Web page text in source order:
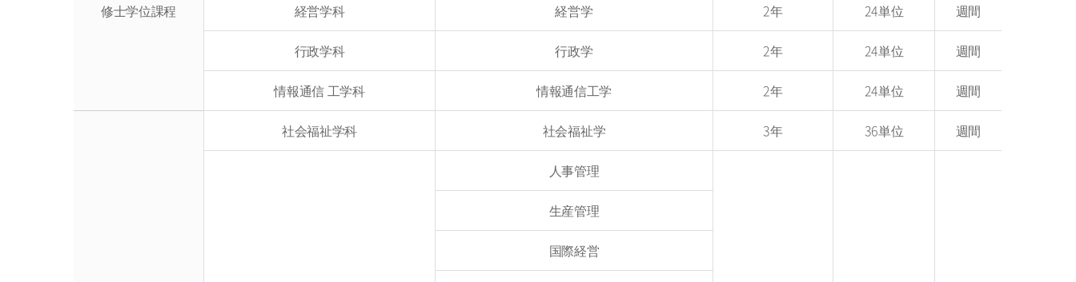
修士学位課程 経営学科 経営学 2年 24単位 週間
行政学科 行政学 2年 24単位 週間
情報通信 工学科 情報通信工学 2年 24単位 週間
社会福祉学科 社会福祉学 3年 36単位 週間
人事管理
生産管理
国際経営